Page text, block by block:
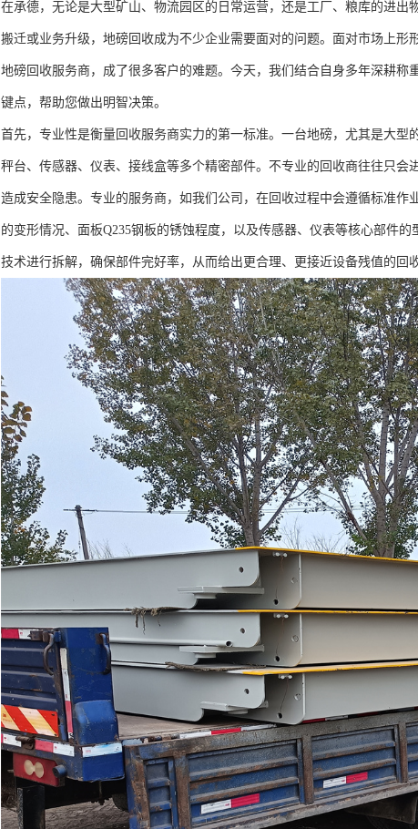
在承德，无论是大型矿山、物流园区的日常运营，还是工厂、粮库的进
搬迁或业务升级，地磅回收成为不少企业需要面对的问题。面对市场上
地磅回收服务商，成了很多客户的难题。今天，我们结合自身多年深耕
键点，帮助您做出明智决策。
首先，专业性是衡量回收服务商实力的第一标准。一台地磅，尤其是大型
秤台、传感器、仪表、接线盒等多个精密部件。不专业的回收商往往只
造成安全隐患。专业的服务商，如我们公司，在回收过程中会遵循标准
的变形情况、面板Q235钢板的锈蚀程度，以及传感器、仪表等核心部件
技术进行拆解，确保部件完好率，从而给出更合理、更接近设备残值的回